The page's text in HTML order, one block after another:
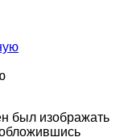
был изображать